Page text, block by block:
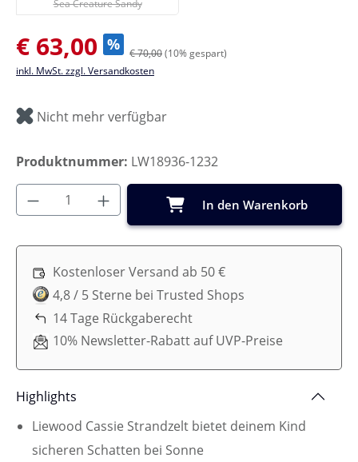
Sea Creature Sandy
Verkaufspreis:
€ 63,00 % € 70,00(10% gespart)
inkl. MwSt. zzgl. Versandkosten
Nicht mehr verfügbar
Produktnummer: LW18936-1232
Produkt Anzahl: Gib den gewünschten
In den Warenkorb
Kostenloser Versand ab 50 €
4,8 / 5 Sterne bei Trusted Shops
14 Tage Rückgaberecht
10% Newsletter-Rabatt auf UVP-Preise
Highlights
Liewood Cassie Strandzelt bietet deinem Kind
sicheren Schatten bei Sonne